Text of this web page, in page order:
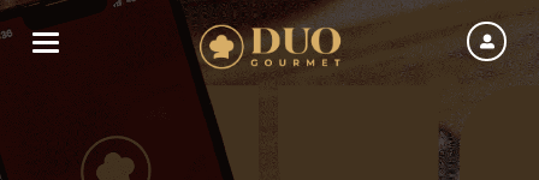
Toggle navigation